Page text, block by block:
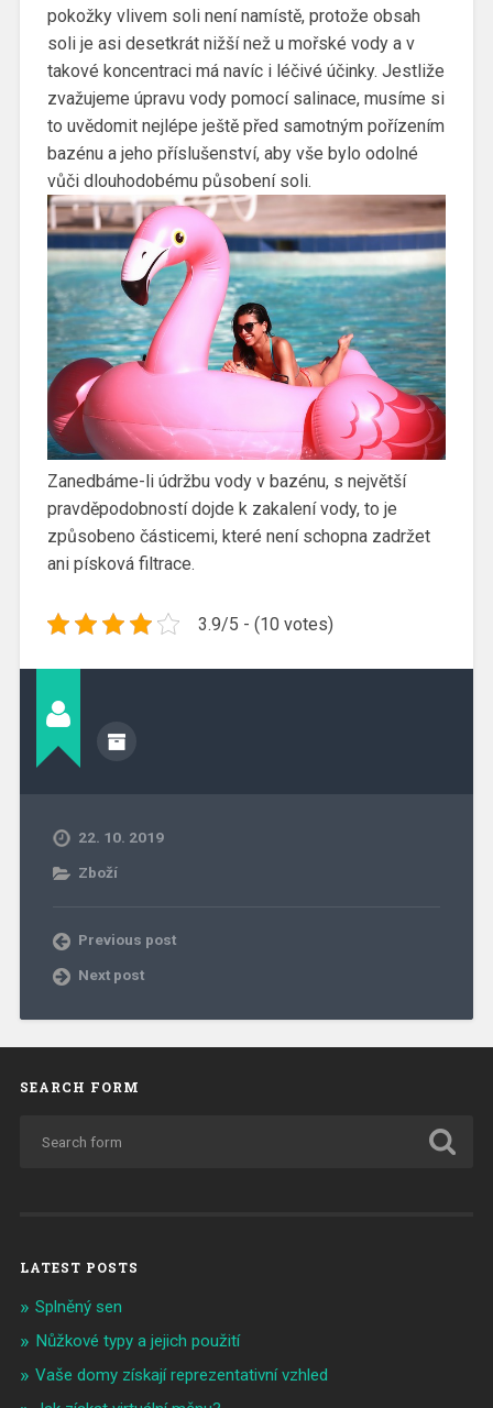
pokožky vlivem soli není namístě, protože obsah
soli je asi desetkrát nižší než u mořské vody a v
takové koncentraci má navíc i léčivé účinky. Jestliže
zvažujeme úpravu vody pomocí salinace, musíme si
to uvědomit nejlépe ještě před samotným pořízením
bazénu a jeho příslušenství, aby vše bylo odolné
vůči dlouhodobému působení soli.
Zanedbáme-li údržbu vody v bazénu, s největší
pravděpodobností dojde k zakalení vody, to je
způsobeno částicemi, které není schopna zadržet
ani písková filtrace.
3.9/5 - (10 votes)
22. 10. 2019
Zboží
Previous post
Next post
SEARCH FORM
LATEST POSTS
Splněný sen
Nůžkové typy a jejich použití
Vaše domy získají reprezentativní vzhled